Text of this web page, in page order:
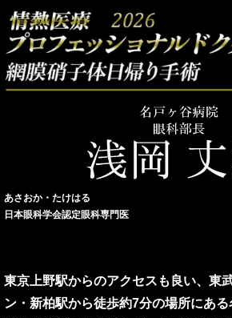
あさおか・たけはる
日本眼科学会認定眼科専門医
東京上野駅からのアクセスも良い、東
ン・新柏駅から徒歩約7分の場所にあ